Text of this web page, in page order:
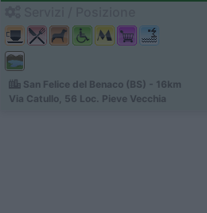
San Felice del Benaco (BS) - 16km
Via Catullo, 56 Loc. Pieve Vecchia